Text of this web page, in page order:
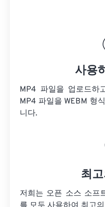
사용
MP4 파일을 업로드하
MP4 파일을 WEBM 형
니다.
최
저희는 오픈 소스 소프